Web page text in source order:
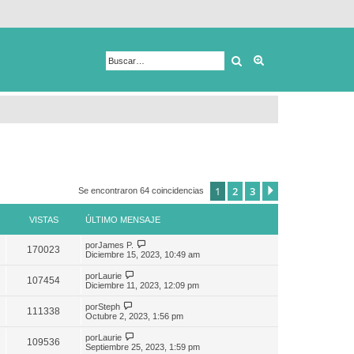
Buscar
Se encontraron 64 coincidencias 1 2 3
VISTAS ÚLTIMO MENSAJE
170023 porJames P.
Diciembre 15, 2023, 10:49 am
107454 porLaurie
Diciembre 11, 2023, 12:09 pm
111338 porSteph
Octubre 2, 2023, 1:56 pm
109536 porLaurie
Septiembre 25, 2023, 1:59 pm